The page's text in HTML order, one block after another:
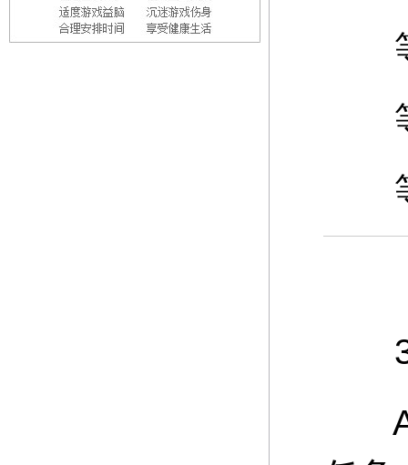
等
等
等
3
A